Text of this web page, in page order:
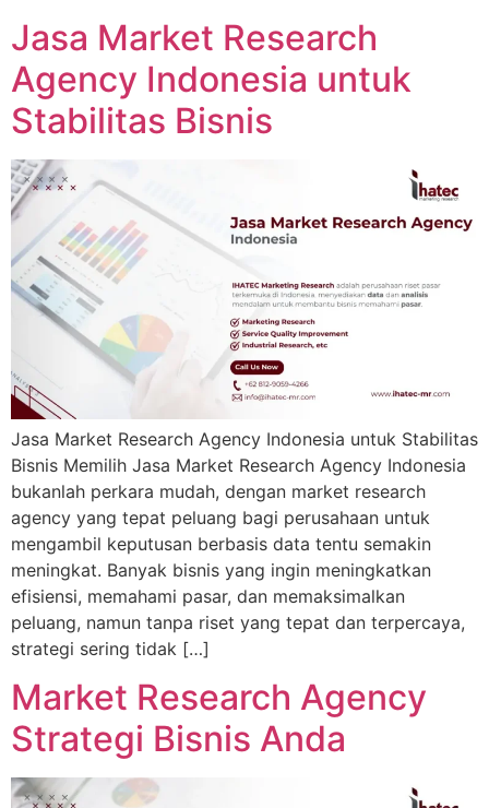
Jasa Market Research
Agency Indonesia untuk
Stabilitas Bisnis
Jasa Market Research Agency Indonesia untuk Stabilitas
Bisnis Memilih Jasa Market Research Agency Indonesia
bukanlah perkara mudah, dengan market research
agency yang tepat peluang bagi perusahaan untuk
mengambil keputusan berbasis data tentu semakin
meningkat. Banyak bisnis yang ingin meningkatkan
efisiensi, memahami pasar, dan memaksimalkan
peluang, namun tanpa riset yang tepat dan terpercaya,
strategi sering tidak […]
Market Research Agency
Strategi Bisnis Anda